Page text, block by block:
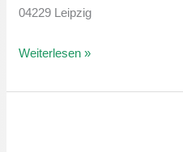
04229 Leipzig
Weiterlesen »